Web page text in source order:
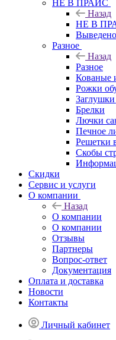
НЕ В ПРАЙС
Назад
НЕ В
Выведено
Разное
Назад
Разное
Кованые
Рожки
Брелки
Лючки
Печное
Решетки
Скобы
Скидки
Сервис и услуги
О компании
Назад
О компании
О компании
Отзывы
Партнеры
Вопрос-ответ
Документация
Оплата и доставка
Новости
Контакты
Личный кабинет